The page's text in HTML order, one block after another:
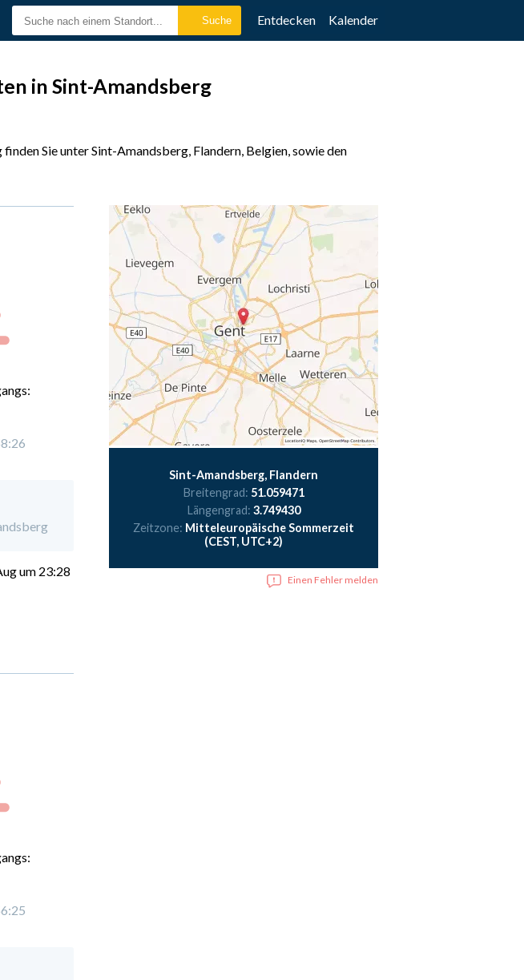
Entdecken Kalender
in Sint-Amandsberg
Sie unter Sint-Amandsberg, Flandern, Belgien, sowie den
um 23:28
Sint-Amandsberg, Flandern
Breitengrad: 51.059471
Längengrad: 3.749430
Zeitzone: Mitteleuropäische Sommerzeit
(CEST, UTC+2)
Einen Fehler melden